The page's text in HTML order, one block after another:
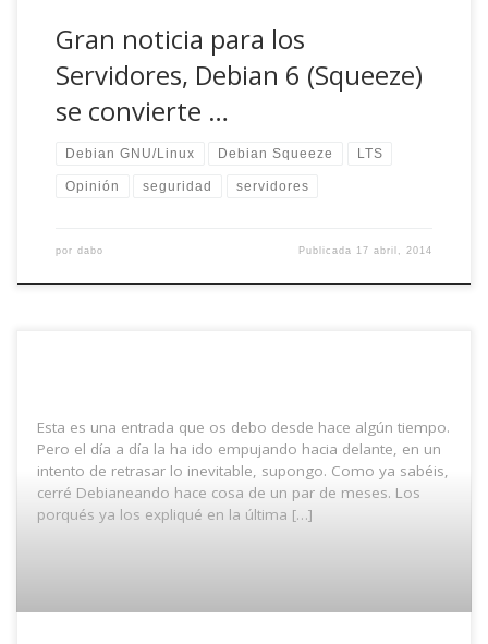
Gran noticia para los
Servidores, Debian 6 (Squeeze)
se convierte …
Debian GNU/Linux Debian Squeeze LTS
Opinión seguridad servidores
por dabo Publicada 17 abril, 2014
Esta es una entrada que os debo desde hace algún tiempo.
Pero el día a día la ha ido empujando hacia delante, en un
intento de retrasar lo inevitable, supongo. Como ya sabéis,
cerré Debianeando hace cosa de un par de meses. Los
porqués ya los expliqué en la última […]